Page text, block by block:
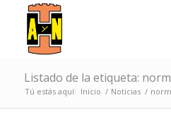
Listado de la etiqueta:
Tú estás aquí: Inicio / Noticias /